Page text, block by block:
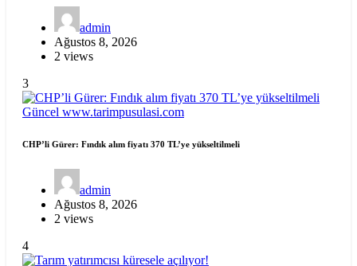
admin
Ağustos 8, 2026
2 views
3
Güncel www.tarimpusulasi.com
CHP’li Gürer: Fındık alım fiyatı 370 TL’ye yükseltilmeli
admin
Ağustos 8, 2026
2 views
4